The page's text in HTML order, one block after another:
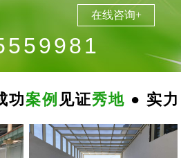
在线咨询+
功案例 见证秀地 ● 实力
南
阳
地
下
停
车
场
无
震
防